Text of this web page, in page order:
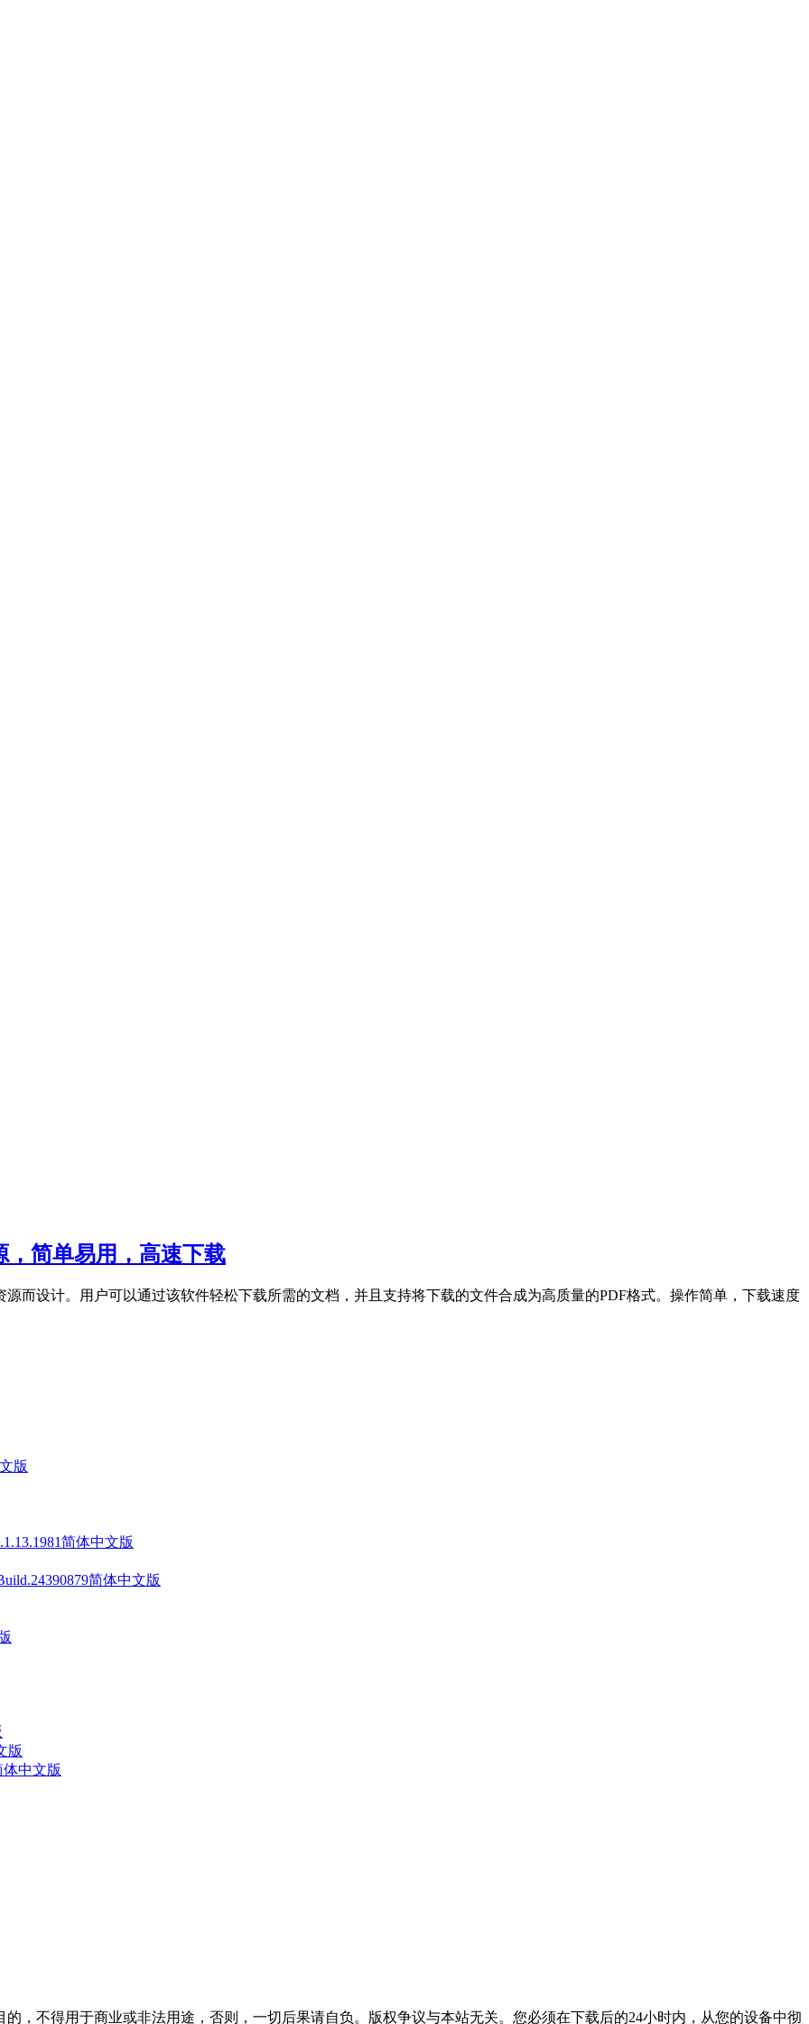
，简单易用，高速下载
而设计。用户可以通过该软件轻松下载所需的文档，并且支持将下载的文件合成为高质量的PDF格式。操作简单，下载速度
版
简体中文版
简体中文版
版
体中文版
，不得用于商业或非法用途，否则，一切后果请自负。版权争议与本站无关。您必须在下载后的24小时内，从您的设备中彻